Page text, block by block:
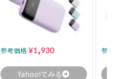
参考価格:¥1,930
Yahoo!でみる
参